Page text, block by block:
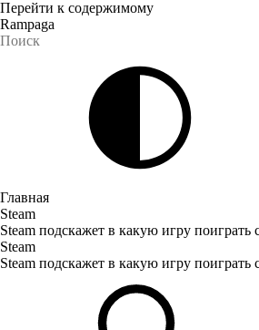
Перейти к содержимому
Rampaga
Главная
Steam
Steam подскажет в какую игру поиграть
Steam
Steam подскажет в какую игру поиграть